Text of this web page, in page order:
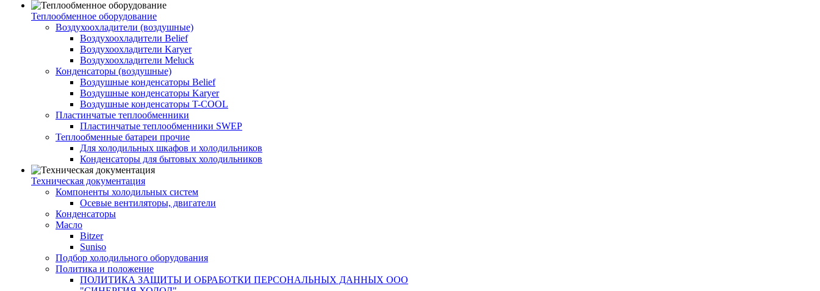
Теплообменное оборудование
Воздухоохладители (воздушные)
Воздухоохладители Belief
Воздухоохладители Karyer
Воздухоохладители Meluck
Конденсаторы (воздушные)
Воздушные конденсаторы Belief
Воздушные конденсаторы Karyer
Воздушные конденсаторы T-COOL
Пластинчатые теплообменники
Пластинчатые теплообменники SWEP
Теплообменные батареи прочие
Для холодильных шкафов и холодильников
Конденсаторы для бытовых холодильников
Техническая документация
Компоненты холодильных систем
Осевые вентиляторы, двигатели
Конденсаторы
Масло
Bitzer
Suniso
Подбор холодильного оборудования
Политика и положение
ПОЛИТИКА ЗАЩИТЫ И ОБРАБОТКИ ПЕРСОНАЛЬНЫХ ДАННЫХ ООО